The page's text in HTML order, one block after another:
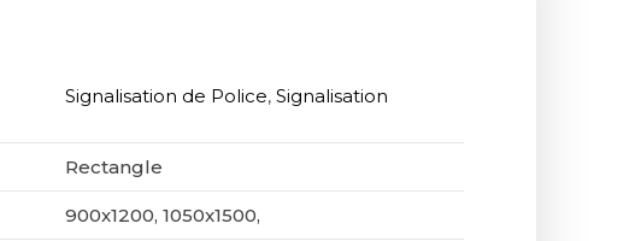
Signalisation de Police,Signalisation
Rectangle
900x1200, 1050x1500,